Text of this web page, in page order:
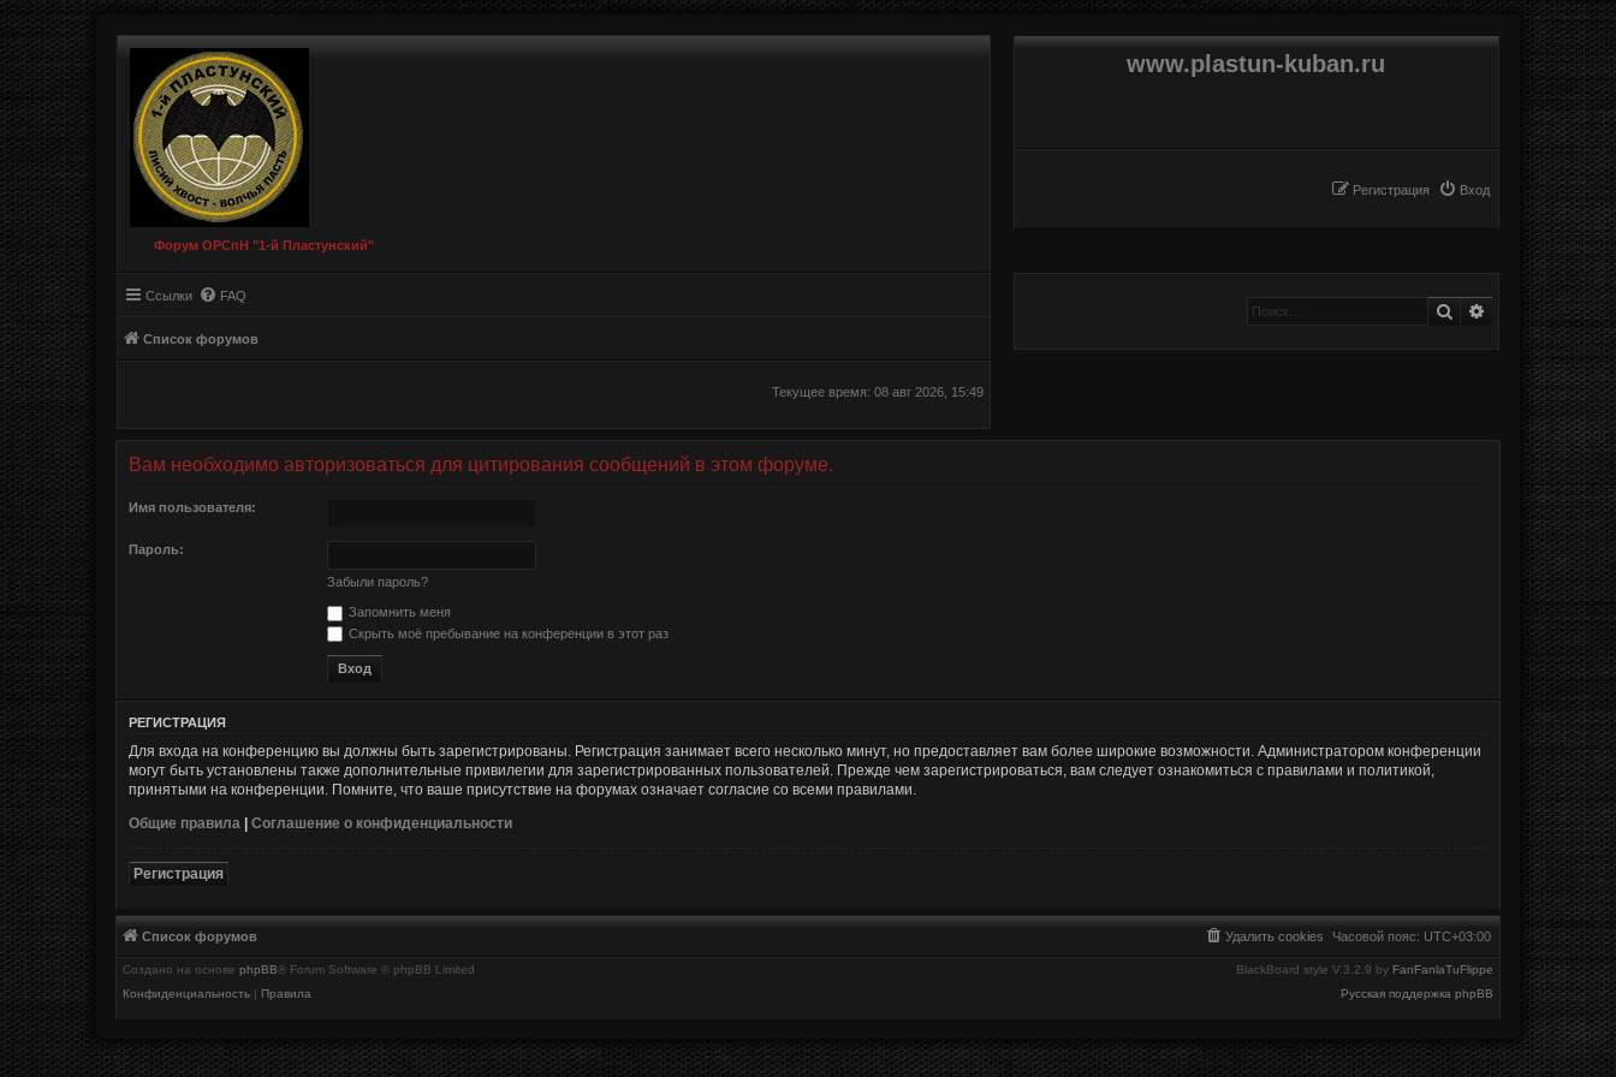
Форум ОРСпН "1-й Пластунский"
www.plastun-kuban.ru
Вход
Регистрация
Ссылки FAQ
Список форумов
Поиск Расширенный
Текущее время: 08 авг 2026, 15:49
Вам необходимо авторизоваться для цитирования сообщений в этом форуме.
Имя пользователя:
Пароль:
Забыли пароль?
Запомнить меня
Скрыть моё пребывание на конференции в этот раз
РЕГИСТРАЦИЯ
Для входа на конференцию вы должны быть зарегистрированы. Регистрация занимает всего несколько минут, но предоставляет вам более широкие возможности. Администратором конференции
могут быть установлены также дополнительные привилегии для зарегистрированных пользователей. Прежде чем зарегистрироваться, вам следует ознакомиться с правилами и политикой,
принятыми на конференции. Помните, что ваше присутствие на форумах означает согласие со всеми правилами.
Общие правила | Соглашение о конфиденциальности
Регистрация
Список форумов Часовой пояс: UTC+03:00
Удалить cookies
Создано на основе phpBB® Forum Software © phpBB Limited BlackBoard style V.3.2.9 by FanFanlaTuFlippe
Русская поддержка phpBB
Конфиденциальность | Правила